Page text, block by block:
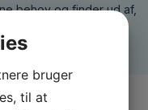
behov og finder ud af,
bruger
til at